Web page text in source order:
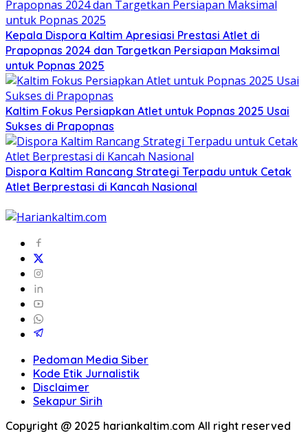
Kepala Dispora Kaltim Apresiasi Prestasi Atlet di
Prapopnas 2024 dan Targetkan Persiapan Maksimal
untuk Popnas 2025
Kaltim Fokus Persiapkan Atlet untuk Popnas 2025 Usai
Sukses di Prapopnas
Dispora Kaltim Rancang Strategi Terpadu untuk Cetak
Atlet Berprestasi di Kancah Nasional
Pedoman Media Siber
Kode Etik Jurnalistik
Disclaimer
Sekapur Sirih
Copyright @ 2025 hariankaltim.com All right reserved